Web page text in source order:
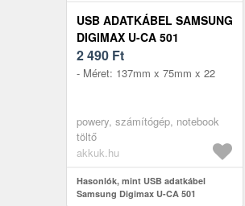
USB ADATKÁBEL SAMSUNG
DIGIMAX U-CA 501
2 490 Ft
- Méret: 137mm x 75mm x 22
powery, számítógép, notebook
töltő
akkuk.hu
Hasonlók, mint USB adatkábel
Samsung Digimax U-CA 501